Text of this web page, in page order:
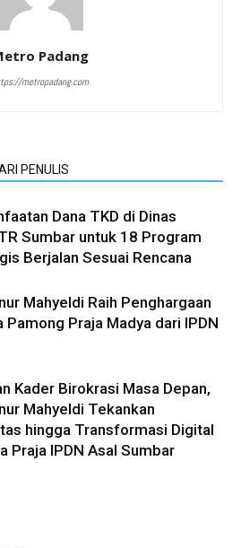
Padang
metropadang.com
PENULIS
Dana TKD di Dinas
Sumbar untuk 18 Program
Berjalan Sesuai Rencana
Mahyeldi Raih Penghargaan
Pamong Praja Madya dari IPDN
Kader Birokrasi Masa Depan,
Mahyeldi Tekankan
hingga Transformasi Digital
Praja IPDN Asal Sumbar